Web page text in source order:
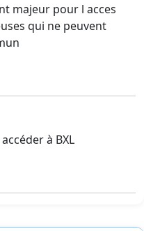
majeur pour l acces
qui ne peuvent
à BXL